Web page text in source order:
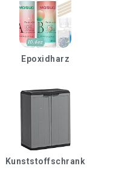
Epoxidharz
Kunststoffschrank